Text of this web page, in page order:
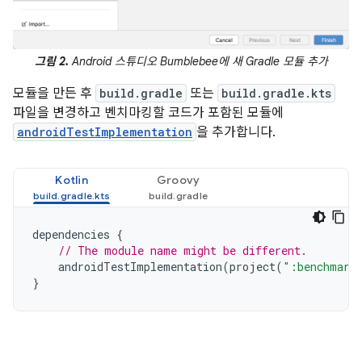
그림 2. Android 스튜디오 Bumblebee에 새 Gradle 모듈 추가
모듈을 만든 후 build.gradle 또는 build.gradle.kts
파일을 변경하고 벤치마킹할 코드가 포함된 모듈에
androidTestImplementation 을 추가합니다.
Kotlin Groovy
dependencies {
// The module name might be different.
androidTestImplementation(project(
}